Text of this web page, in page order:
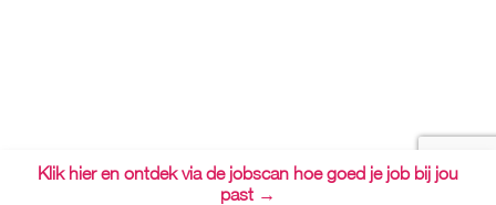
Klik hier en ontdek via de jobscan hoe goed je job bij jou
past →